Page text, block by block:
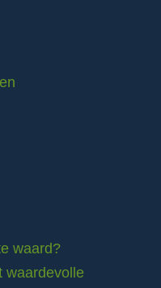
waard?
waardevolle